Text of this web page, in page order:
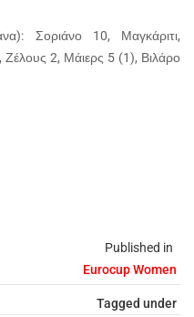
Published in
Eurocup Women
Tagged under
Σοριάνο 10, Μαγκάριτι,
2, Μάιερς 5 (1), Βιλάρο